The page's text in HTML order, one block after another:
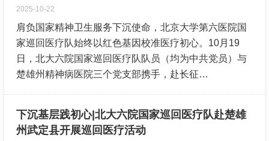
2025-10-22
肩负国家精神卫生服务下沉使命，北京大学第六医院国
家巡回医疗队始终以红色基因校准医疗初心。10月19
日，北大六院国家巡回医疗队队员（均为中共党员）与
楚雄州精神病医院三个党支部携手，赴长征…
下沉基层践初心|北大六院国家巡回医疗队赴楚雄
州武定县开展巡回医疗活动